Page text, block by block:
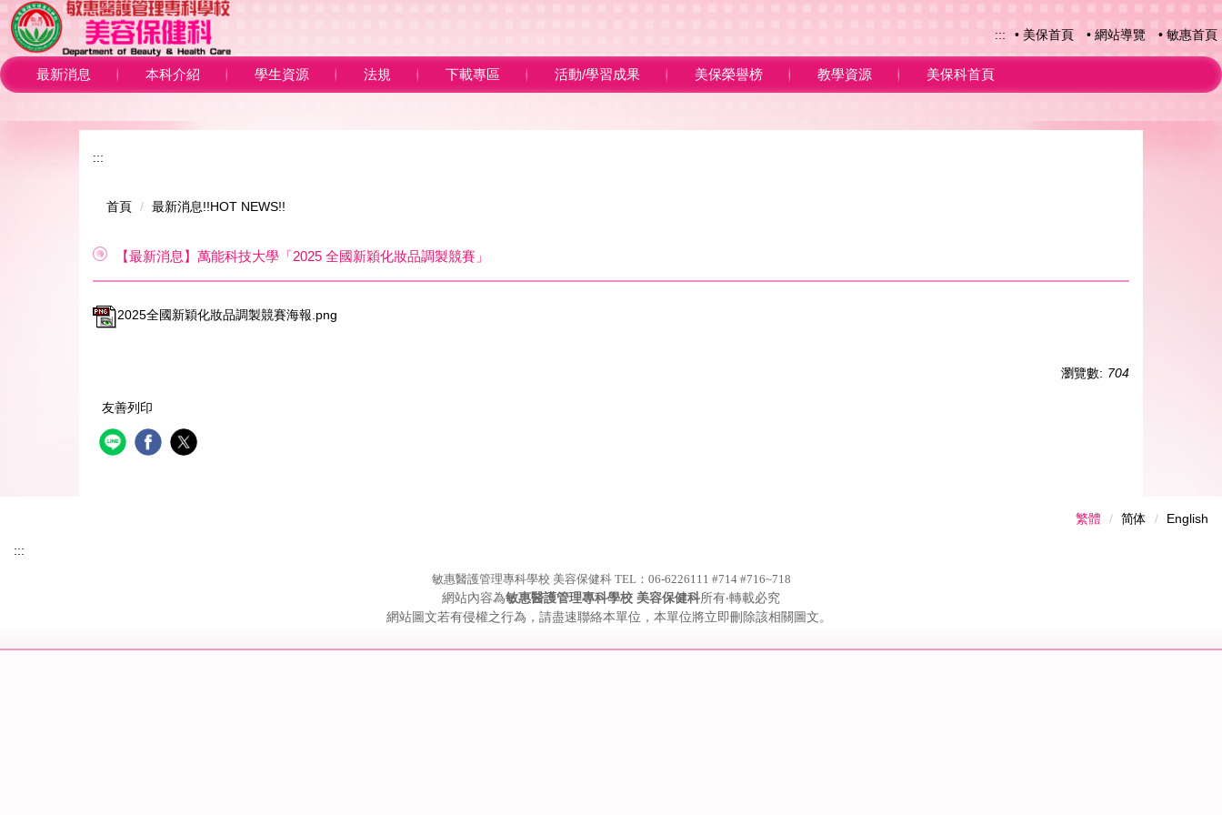
跳
到
主
內
最新消息 本科介紹 學生資源 法規 下載專區 活動/學習成果 美保榮譽榜 教學資源 美保科首頁
::: • 美保首頁 • 網站導覽 • 敏惠首頁
:::
首頁 最新消息!!HOT NEWS!!
【最新消息】萬能科技大學「2025 全國新穎化妝品調製競賽」
2025全國新穎化妝品調製競賽海報.png
瀏覽數: 704
友善列印
繁體 简体 English
:::
敏惠醫護管理專科學校 美容保健科 TEL：06-6226111 #714 #716~718
網站內容為敏惠醫護管理專科學校 美容保健科所有‧轉載必究
網站圖文若有侵權之行為，請盡速聯絡本單位，本單位將立即刪除該相關圖文。